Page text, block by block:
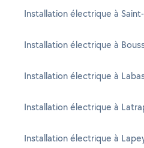
Installation électrique à
Installation électrique à
Installation électrique à
Installation électrique à
Installation électrique à